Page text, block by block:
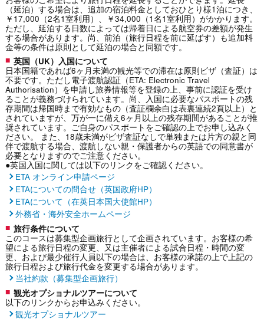
（延泊）する場合は、追加の宿泊料金としておひとり様1泊につき、
￥17,000（2名1室利用）、￥34,000（1名1室利用）がかかります。
ただし、延泊する日数によっては帰着日による航空券の差額が発生
する場合があります。尚、前泊（旅行日程を前に延ばす）も追加料
金等の条件は原則として延泊の場合と同額です。
英国（UK）入国について
日本国籍であれば6ヶ月未満の観光等での滞在は原則ビザ（査証）は
不要です。ただし電子渡航認証（ETA: Electronic Travel
Authorisation）を申請し旅券情報等を登録の上、事前に認証を受け
ることが義務づけられています。尚、入国に必要なパスポートの残
存期間は帰国時まで有効なもの（査証欄余白は表裏連続2頁以上）と
されていますが、万が一に備え6ヶ月以上の残存期間があることが推
奨されています。ご自身のパスポートをご確認の上でお申し込みく
ださい。 また、18歳未満がビザ査証なしで単独または片方の親と同
伴で渡航する場合、渡航しない親・保護者からの英語での同意書が
必要となりますのでご注意ください。
●英国入国に関しては以下のリンクをご確認ください。
ETA オンライン申請ページ
ETAについての問合せ（英国政府HP）
ETAについて（在英日本国大使館HP）
外務省・海外安全ホームページ
旅行条件について
このコースは募集型企画旅行として企画されています。お客様の希
望による旅行日程の変更、又は主催者による試合日程・時間の変
更、および最少催行人員以下の場合は、お客様の承諾の上で上記の
旅行日程および旅行代金を変更する場合があります。
当社約款（募集型企画旅行）
観光オプショナルツアーについて
以下のリンクからお申込みください。
観光オプショナルツアー